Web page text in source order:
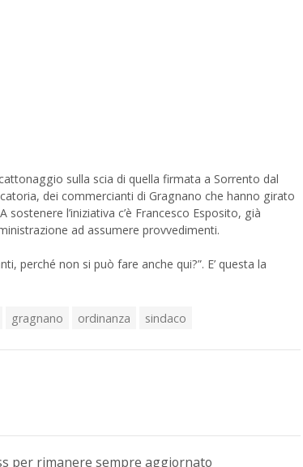
sulla scia di quella firmata a Sorrento dal
dei commercianti di Gragnano che hanno girato
l’iniziativa c’è Francesco Esposito, già
ad assumere provvedimenti.
perché non si può fare anche qui?”. E’ questa la
gragnano ordinanza sindaco
per rimanere sempre aggiornato